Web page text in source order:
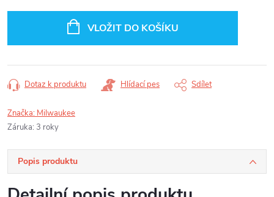
VLOŽIT DO KOŠÍKU
Dotaz k produktu Hlídací pes Sdílet
Značka: Milwaukee
Záruka: 3 roky
Popis produktu